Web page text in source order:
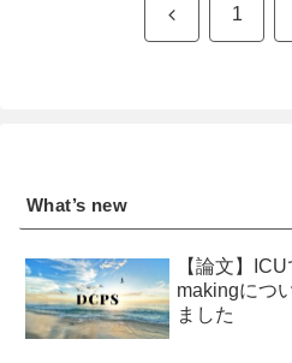
前 1
What’s new
【論文】
makingにつ
ました